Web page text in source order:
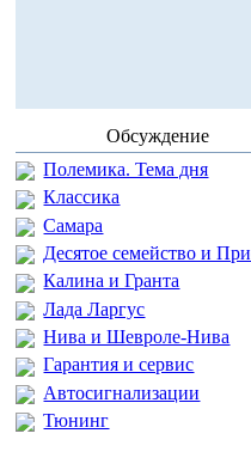
Обсуждение
Полемика. Тема дня
Классика
Самара
Десятое семейство и
Калина и Гранта
Лада Ларгус
Нива и Шевроле-Нива
Гарантия и сервис
Автосигнализации
Тюнинг